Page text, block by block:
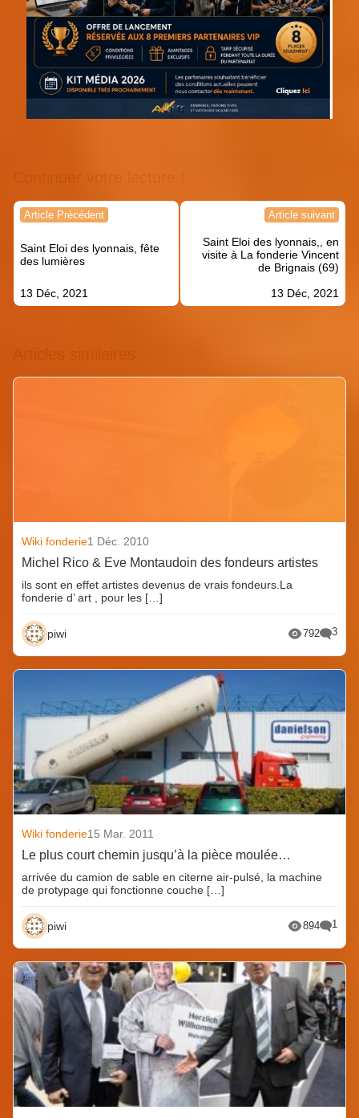
Navigation
l’article
Article Précédent
Saint Eloi des lyonnais, fête
des lumières
13 Déc, 2021
Article suivant
Saint Eloi des lyonnais,, en
visite à La fonderie Vincent
de Brignais (69)
13 Déc, 2021
Wiki fonderie1 Déc. 2010
Michel Rico & Eve Montaudoin des fondeurs artistes
ils sont en effet artistes devenus de vrais fondeurs.La
fonderie d’ art , pour les […]
piwi 792 3
Wiki fonderie15 Mar. 2011
Le plus court chemin jusqu’à la pièce moulée…
arrivée du camion de sable en citerne air-pulsé, la machine
de protypage qui fonctionne couche […]
piwi 894 1